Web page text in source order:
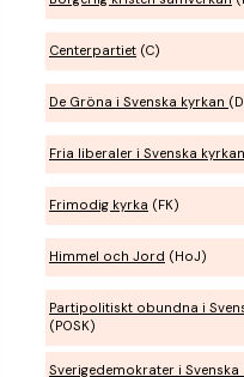
Centerpartiet (C)
De Gröna i Svenska kyrkan
Fria liberaler i Svenska
Frimodig kyrka (FK)
Himmel och Jord (HoJ)
Partipolitiskt obundna i
(POSK)
Sverigedemokrater i Svenska